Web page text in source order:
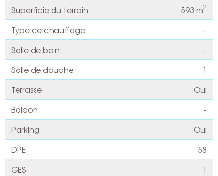
Superficie du terrain
593 m2
Type de chauffage
-
Salle de bain
-
Salle de douche
1
Terrasse
Oui
Balcon
-
Parking
Oui
DPE
58
GES
1